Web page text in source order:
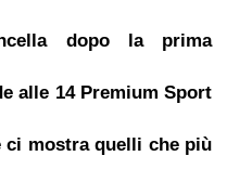
dopo la prima
alle 14 Premium Sport
ci mostra quelli che più